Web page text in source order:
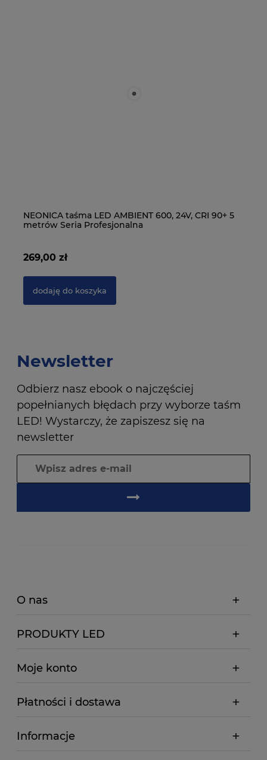
NEONICA taśma LED AMBIENT 600, 24V, CRI 90+ 5
metrów Seria Profesjonalna
269,00 zł
dodaję do koszyka
Newsletter
Odbierz nasz ebook o najczęściej
popełnianych błędach przy wyborze taśm
LED! Wystarczy, że zapiszesz się na
newsletter
O nas
PRODUKTY LED
Moje konto
Płatności i dostawa
Informacje